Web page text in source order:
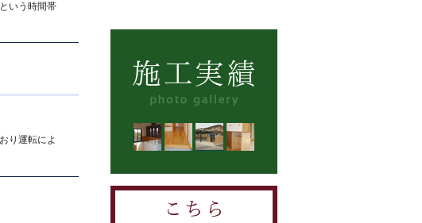
いう時間帯
り運転によ